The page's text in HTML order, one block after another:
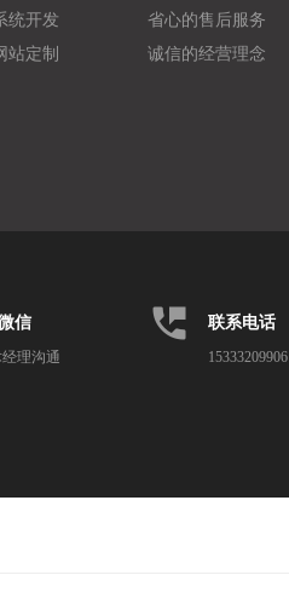
统开发
站定制
省心的售后服务
诚信的经营理念
信
理沟通
perm_phone_msg 联系电话
15333209906